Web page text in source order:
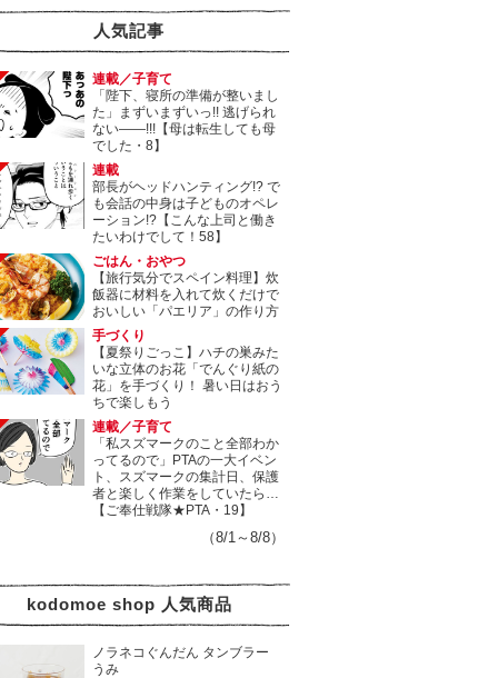
人気記事
連載／子育て
「陛下、寝所の準備が整いまし
た」まずいまずいっ!! 逃げられ
ない――!!!【母は転生しても母
でした・8】
連載
部長がヘッドハンティング!? で
も会話の中身は子どものオペレ
ーション!?【こんな上司と働き
たいわけでして！58】
ごはん・おやつ
【旅行気分でスペイン料理】炊
飯器に材料を入れて炊くだけで
おいしい「パエリア」の作り方
手づくり
【夏祭りごっこ】ハチの巣みた
いな立体のお花「でんぐり紙の
花」を手づくり！ 暑い日はおう
ちで楽しもう
連載／子育て
「私スズマークのこと全部わか
ってるので」PTAの一大イベン
ト、スズマークの集計日、保護
者と楽しく作業をしていたら…
【ご奉仕戦隊★PTA・19】
（8/1～8/8）
kodomoe shop 人気商品
ノラネコぐんだん タンブラー
うみ